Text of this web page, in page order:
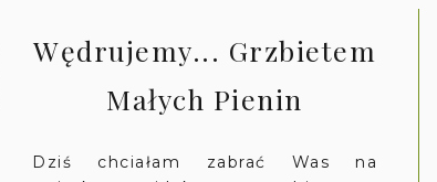
Wędrujemy... Grzbietem
Małych Pienin
Dziś chciałam zabrać Was na